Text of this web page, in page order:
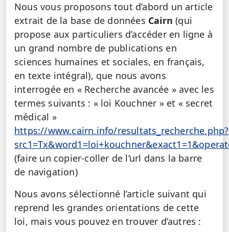
Nous vous proposons tout d’abord un article
extrait de la base de données Cairn(qui
propose aux particuliers d’accéder en ligne à
un grand nombre de publications en
sciences humaines et sociales, en français,
en texte intégral), que nous avons
interrogée en « Recherche avancée » avec les
termes suivants : « loi Kouchner » et « secret
médical »
https://www.cairn.info/resultats_recherche.php?
(faire un copier-coller de l’url dans la barre
de navigation)
Nous avons sélectionné l’article suivant qui
reprend les grandes orientations de cette
loi, mais vous pouvez en trouver d’autres :